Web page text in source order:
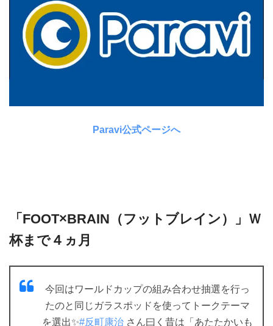
Paravi公式ページへ
「FOOT×BRAIN（フットブレイン）」Ｗ
杯まで４ヵ月
今回はワールドカップの組み合わせ抽選を行っ
たのと同じガラスポッドを使ってトークテーマ
を選出✨#反町康治さん曰く昔は「あたたかいも